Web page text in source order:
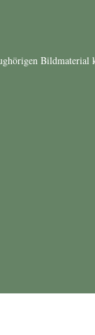
Bildmaterial